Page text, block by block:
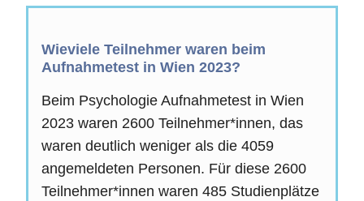
Wieviele Teilnehmer waren beim
Aufnahmetest in Wien 2023?
Beim Psychologie Aufnahmetest in Wien
2023 waren 2600 Teilnehmer*innen, das
waren deutlich weniger als die 4059
angemeldeten Personen. Für diese 2600
Teilnehmer*innen waren 485 Studienplätze